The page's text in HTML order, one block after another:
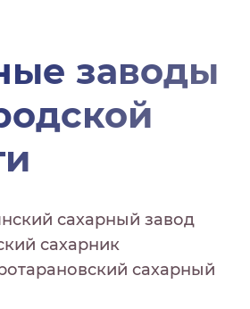
заводы
сахарный завод
сахарник
сахарный